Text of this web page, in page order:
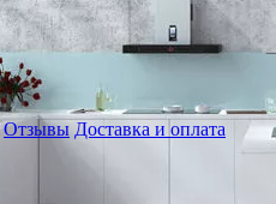
Отзывы Доставка и оплата